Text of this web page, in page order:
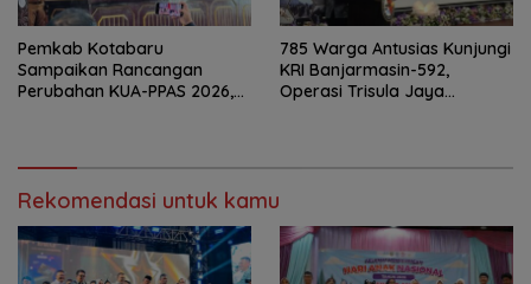
Pemkab Kotabaru
Sampaikan Rancangan
Perubahan KUA-PPAS 2026,
785 Warga Antusias Kunjungi
KRI Banjarmasin-592,
Operasi Trisula Jaya
Rekomendasi untuk kamu